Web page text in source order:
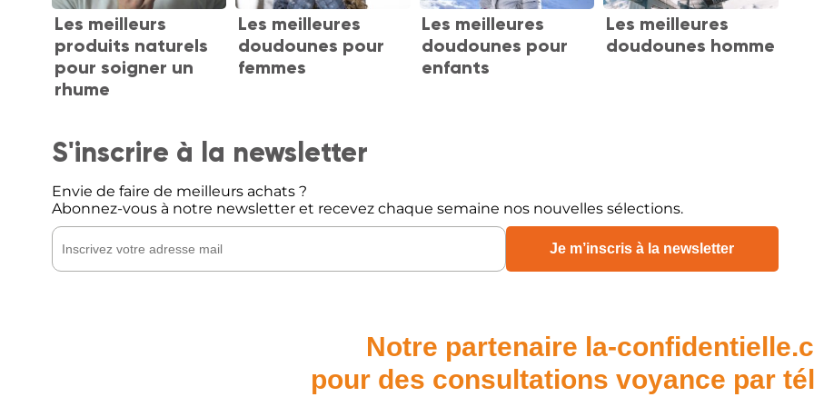
Les meilleurs
produits naturels
pour soigner un
rhume
Les meilleures
doudounes pour
femmes
Les meilleures
doudounes pour
enfants
Les meilleures
doudounes homme
S'inscrire à la newsletter
Envie de faire de meilleurs achats ?
Abonnez-vous à notre newsletter et recevez chaque semaine nos nouvelles sélections.
Notre partenaire la-
pour des consultations voyance par